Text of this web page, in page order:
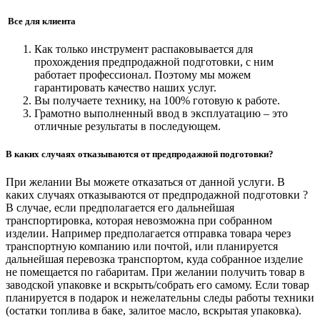
Все для клиента
Как только инструмент распаковывается для
прохождения предпродажной подготовки, с ним
работает профессионал. Поэтому мы можем
гарантировать качество наших услуг.
Вы получаете технику, на 100% готовую к работе.
Грамотно выполненный ввод в эксплуатацию – это
отличные результаты в последующем.
В каких случаях отказываются от предпродажной подготовки?
При желании Вы можете отказаться от данной услуги. В
каких случаях отказываются от предпродажной подготовки ?
В случае, если предполагается его дальнейшая
транспортировка, которая невозможна при собранном
изделии. Например предполагается отправка товара через
транспортную компанию или почтой, или планируется
дальнейшая перевозка транспортом, куда собранное изделие
не помещается по габаритам. При желании получить товар в
заводской упаковке и вскрыть/собрать его самому. Если товар
планируется в подарок и нежелательны следы работы техники
(остатки топлива в баке, залитое масло, вскрытая упаковка).